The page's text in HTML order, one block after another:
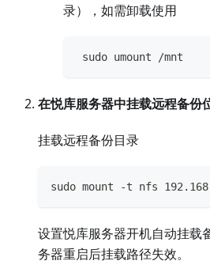
录），如需卸载使用
sudo umount /mnt
在悦库服务器中挂载远程备份
挂载远程备份目录
sudo mount -t nfs
设置悦库服务器开机自动挂载
务器重启后挂载路径失效。